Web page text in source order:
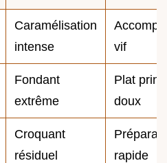
Caramélisation
intense
vif
Fondant
extrême
Plat
doux
Croquant
résiduel
rapide